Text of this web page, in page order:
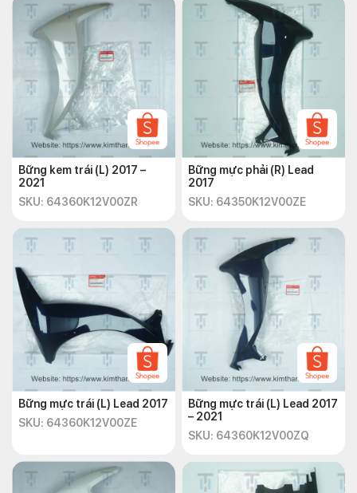
Bững kem trái (L) 2017 –
2021
SKU: 64360K12V00ZR
Bững mực phải (R) Lead
2017
SKU: 64350K12V00ZE
Bững mực trái (L) Lead 2017
SKU: 64360K12V00ZE
Bững mực trái (L) Lead 2017
– 2021
SKU: 64360K12V00ZQ